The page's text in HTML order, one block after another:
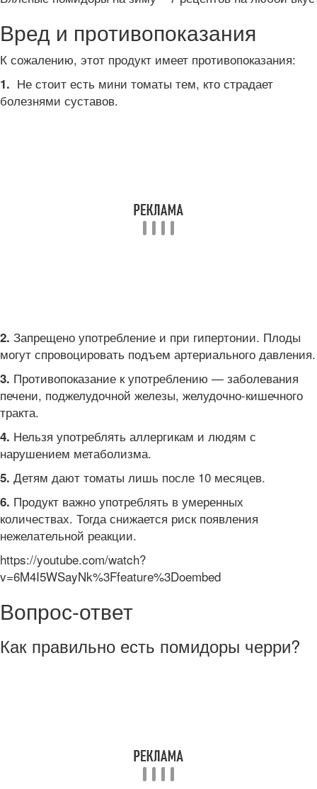
Вред и противопоказания
К сожалению, этот продукт имеет противопоказания:
1. Не стоит есть мини томаты тем, кто страдает
болезнями суставов.
2. Запрещено употребление и при гипертонии. Плоды
могут спровоцировать подъем артериального давления.
3. Противопоказание к употреблению — заболевания
печени, поджелудочной железы, желудочно-кишечного
тракта.
4. Нельзя употреблять аллергикам и людям с
нарушением метаболизма.
5. Детям дают томаты лишь после 10 месяцев.
6. Продукт важно употреблять в умеренных
количествах. Тогда снижается риск появления
нежелательной реакции.
https://youtube.com/watch?
v=6M4I5WSayNk%3Ffeature%3Doembed
Вопрос-ответ
Как правильно есть помидоры черри?